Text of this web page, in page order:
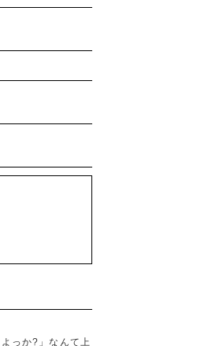
っか?」なんて上